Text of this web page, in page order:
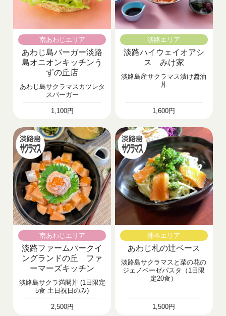
南あわじエリア
あわじ島バーガー淡路
島オニオンキッチンう
ずの丘店
あわじ島サクラマスカツレタ
スバーガー
1,100円
淡路エリア
淡路ハイウェイオアシ
ス みけ家
淡路島産サクラマス漬け醬油
丼
1,600円
南あわじエリア
淡路ファームパークイ
ングランドの丘 ファ
ーマーズキッチン
淡路島サクラ満開丼 (1日限定
5食 土日祝日のみ)
2,500円
洲本エリア
あわじ札の辻ベース
淡路島サクラマスと菜の花の
ジェノベーゼパスタ（1日限
定20食）
1,500円